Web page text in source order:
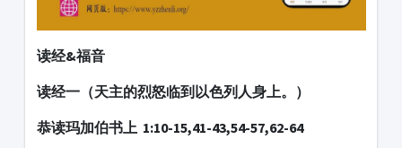
读经&福音
读经一（天主的烈怒临到以色列人身上。）
恭读玛加伯书上 1:10-15,41-43,54-57,62-64